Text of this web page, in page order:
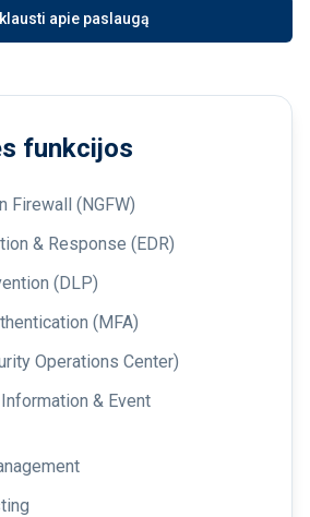
apie paslaugą
funkcijos
Firewall (NGFW)
& Response (EDR)
(DLP)
(MFA)
Operations Center)
& Event